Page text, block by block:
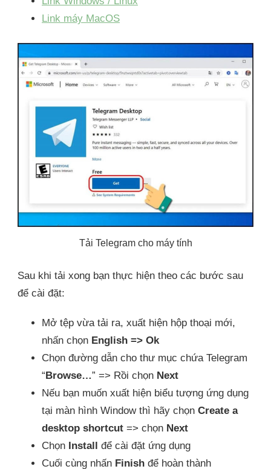
Link máy MacOS
Tải Telegram cho máy tính
Sau khi tải xong bạn thực hiện theo các bước sau
để cài đặt:
Mở tệp vừa tải ra, xuất hiện hộp thoại mới,
nhấn chọn English => Ok
Chọn đường dẫn cho thư mục chứa Telegram
“ Browse…” => Rồi chọn Next
Nếu bạn muốn xuất hiện biểu tượng ứng dụng
tại màn hình Window thì hãy chọn Create a
desktop shortcut => chọn Next
Chọn Install
để cài đặt ứng dụng
Cuối cùng nhấn Finish để hoàn thành